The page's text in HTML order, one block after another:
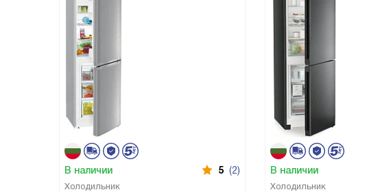
В наличии 5 (2)
Холодильник
В наличии
Холодильник